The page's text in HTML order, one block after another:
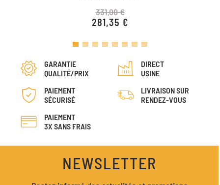
Prix de base
331,00 €
Prix
281,35 €
GARANTIE
QUALITÉ/PRIX
DIRECT
USINE
PAIEMENT
SÉCURISÉ
LIVRAISON SUR
RENDEZ-VOUS
PAIEMENT
3X SANS FRAIS
NEWSLETTER